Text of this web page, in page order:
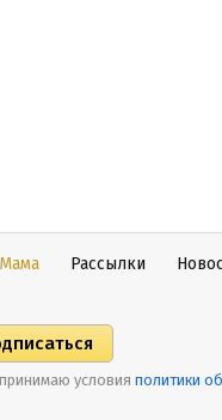
Рассылки
условия политики